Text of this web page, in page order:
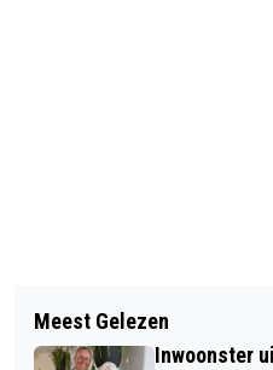
SAMENVOEGING
HECKE HOUBEN
WATERBOETES IN
Meest Gelezen
Inwoonster